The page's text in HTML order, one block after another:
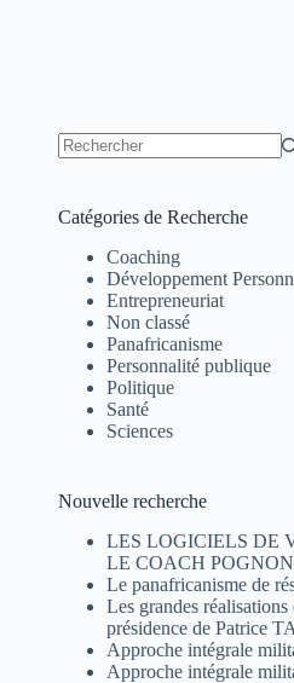
Catégories de Recherche
Coaching
Développement
Entrepreneuriat
Non classé
Panafricanisme
Personnalité publique
Politique
Santé
Sciences
Nouvelle recherche
LES LOGICIELS DE
LE COACH POGNON
Le panafricanisme de
Les grandes
présidence de Patrice
Approche intégrale
Approche intégrale